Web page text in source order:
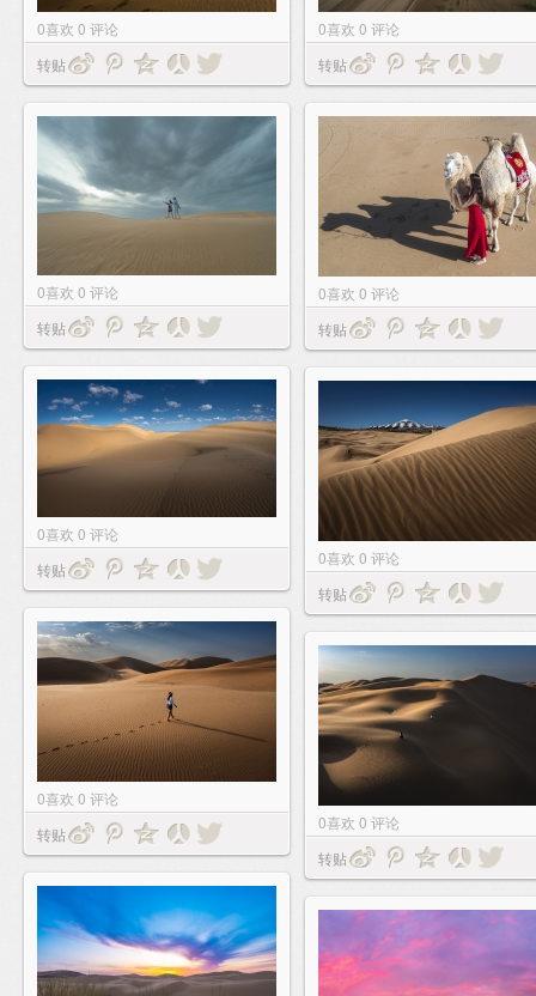
0喜欢 0 评论
转贴
0喜欢 0 评论
转贴
0喜欢 0 评论
转贴
0喜欢 0 评论
转贴
0喜欢 0 评论
转贴
0喜欢 0 评论
转贴
0喜欢 0 评论
转贴
0喜欢 0 评论
转贴